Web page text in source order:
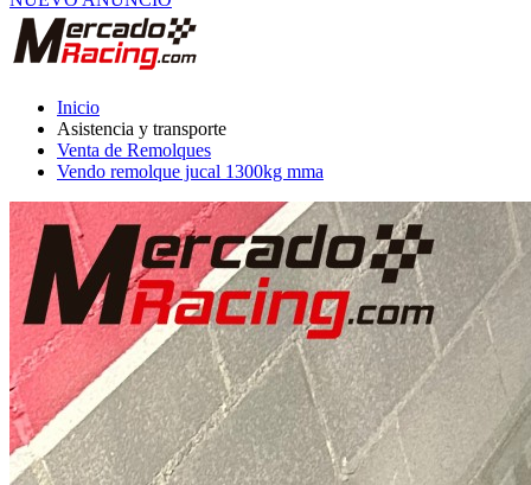
Asistencia y transporte
Venta de Remolques
Vendo remolque jucal 1300kg mma